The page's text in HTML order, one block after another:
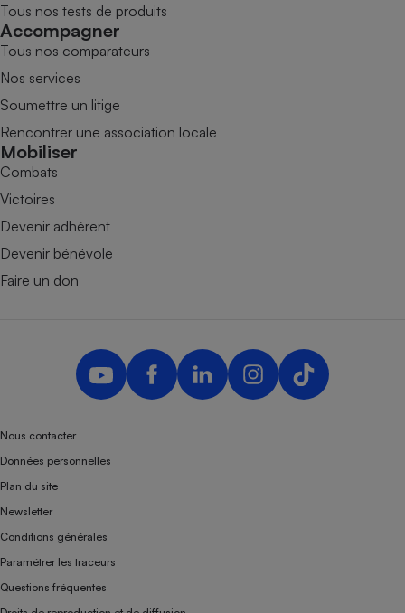
Tous nos tests de produits
Accompagner
Tous nos comparateurs
Nos services
Soumettre un litige
Rencontrer une association locale
Mobiliser
Combats
Victoires
Devenir adhérent
Devenir bénévole
Faire un don
Nous contacter
Données personnelles
Plan du site
Newsletter
Conditions générales
Paramétrer les traceurs
Questions fréquentes